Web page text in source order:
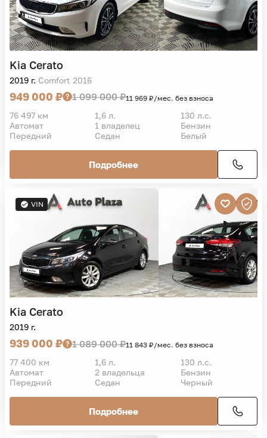
Kia Cerato
2019 г. Comfort 2016
949 000 ₽ 1 099 000 ₽11 969 ₽/мес. без взноса
76 497 км 1,6 л.
130 л.с.
Автомат
1 владелец
Бензин
Передний
Седан Белый
Подробнее
VIN
Kia Cerato
2019 г.
939 000 ₽ 1 089 000 ₽11 843 ₽/мес. без взноса
77 400 км 1,6 л.
130 л.с.
Автомат
2 владельца
Бензин
Передний
Седан Черный
Подробнее